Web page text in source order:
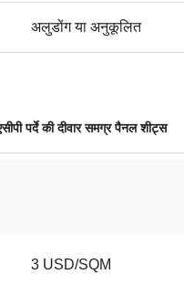
अलुडोंग या अनुकूलित
पर्दे की दीवार समग्र पैनल शीट्स
3 USD/SQM